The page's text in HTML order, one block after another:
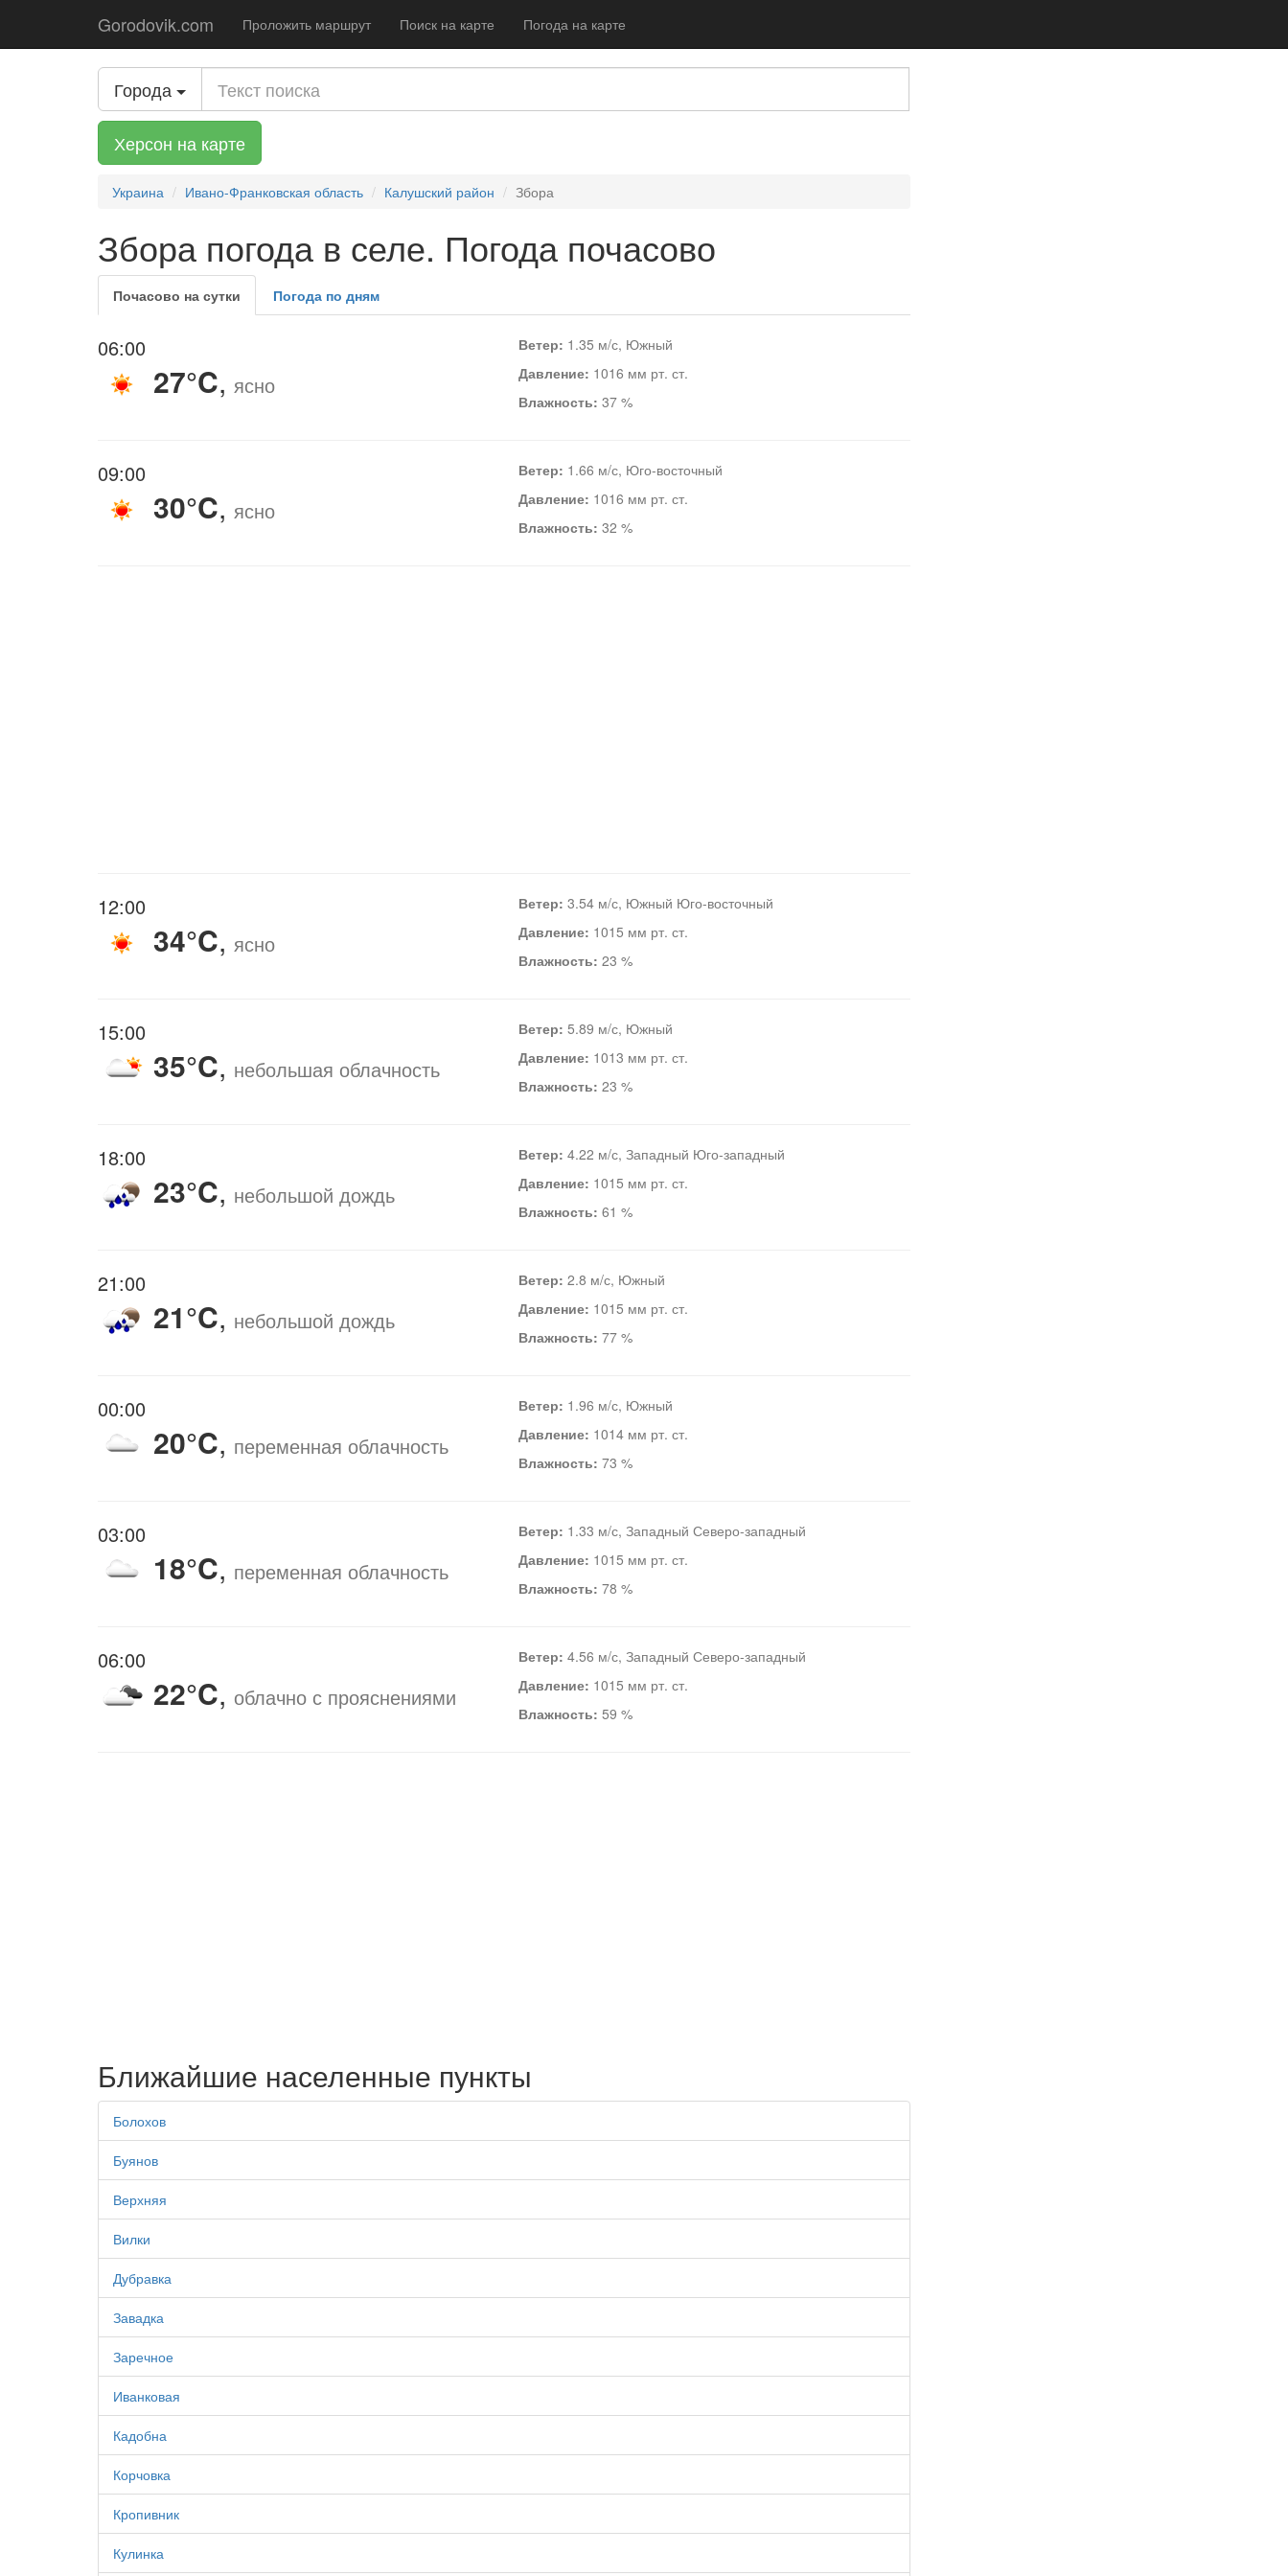
Gorodovik.com Проложить маршрут Поиск на карте Погода на карте
Города
Херсон на карте
Украина Ивано-Франковская область Калушский район Збора
Збора погода в селе. Погода почасово
Почасово на сутки Погода по дням
06:00
27°C, ясно
Ветер: 1.35 м/с, Южный
Давление: 1016 мм рт. ст.
Влажность: 37 %
09:00
30°C, ясно
Ветер: 1.66 м/с, Юго-восточный
Давление: 1016 мм рт. ст.
Влажность: 32 %
12:00
34°C, ясно
Ветер: 3.54 м/с, Южный Юго-восточный
Давление: 1015 мм рт. ст.
Влажность: 23 %
15:00
35°C, небольшая облачность
Ветер: 5.89 м/с, Южный
Давление: 1013 мм рт. ст.
Влажность: 23 %
18:00
23°C, небольшой дождь
Ветер: 4.22 м/с, Западный Юго-западный
Давление: 1015 мм рт. ст.
Влажность: 61 %
21:00
21°C, небольшой дождь
Ветер: 2.8 м/с, Южный
Давление: 1015 мм рт. ст.
Влажность: 77 %
00:00
20°C, переменная облачность
Ветер: 1.96 м/с, Южный
Давление: 1014 мм рт. ст.
Влажность: 73 %
03:00
18°C, переменная облачность
Ветер: 1.33 м/с, Западный Северо-западный
Давление: 1015 мм рт. ст.
Влажность: 78 %
06:00
22°C, облачно с прояснениями
Ветер: 4.56 м/с, Западный Северо-западный
Давление: 1015 мм рт. ст.
Влажность: 59 %
Ближайшие населенные пункты
Болохов
Буянов
Верхняя
Вилки
Дубравка
Завадка
Заречное
Иванковая
Кадобна
Корчовка
Кропивник
Кулинка